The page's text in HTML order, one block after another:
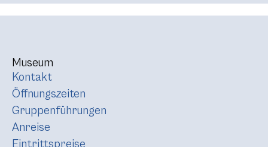
Museum
Kontakt
Öffnungszeiten
Gruppenführungen
Anreise
Eintrittspreise